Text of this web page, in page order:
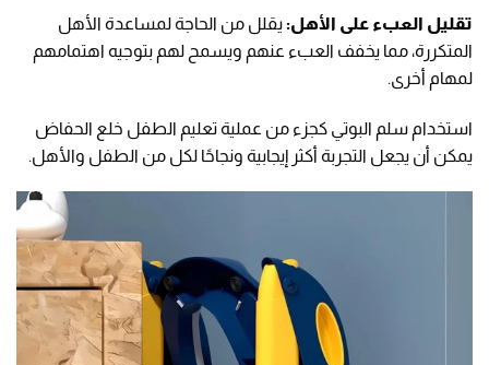
تقليل العبء على الأهل: يقلل من الحاجة لمساعدة الأهل
المتكررة، مما يخفف العبء عنهم ويسمح لهم بتوجيه اهتمامهم
لمهام أخرى.
استخدام سلم البوتي كجزء من عملية تعليم الطفل خلع الحفاض
يمكن أن يجعل التجربة أكثر إيجابية ونجاحًا لكل من الطفل والأهل.